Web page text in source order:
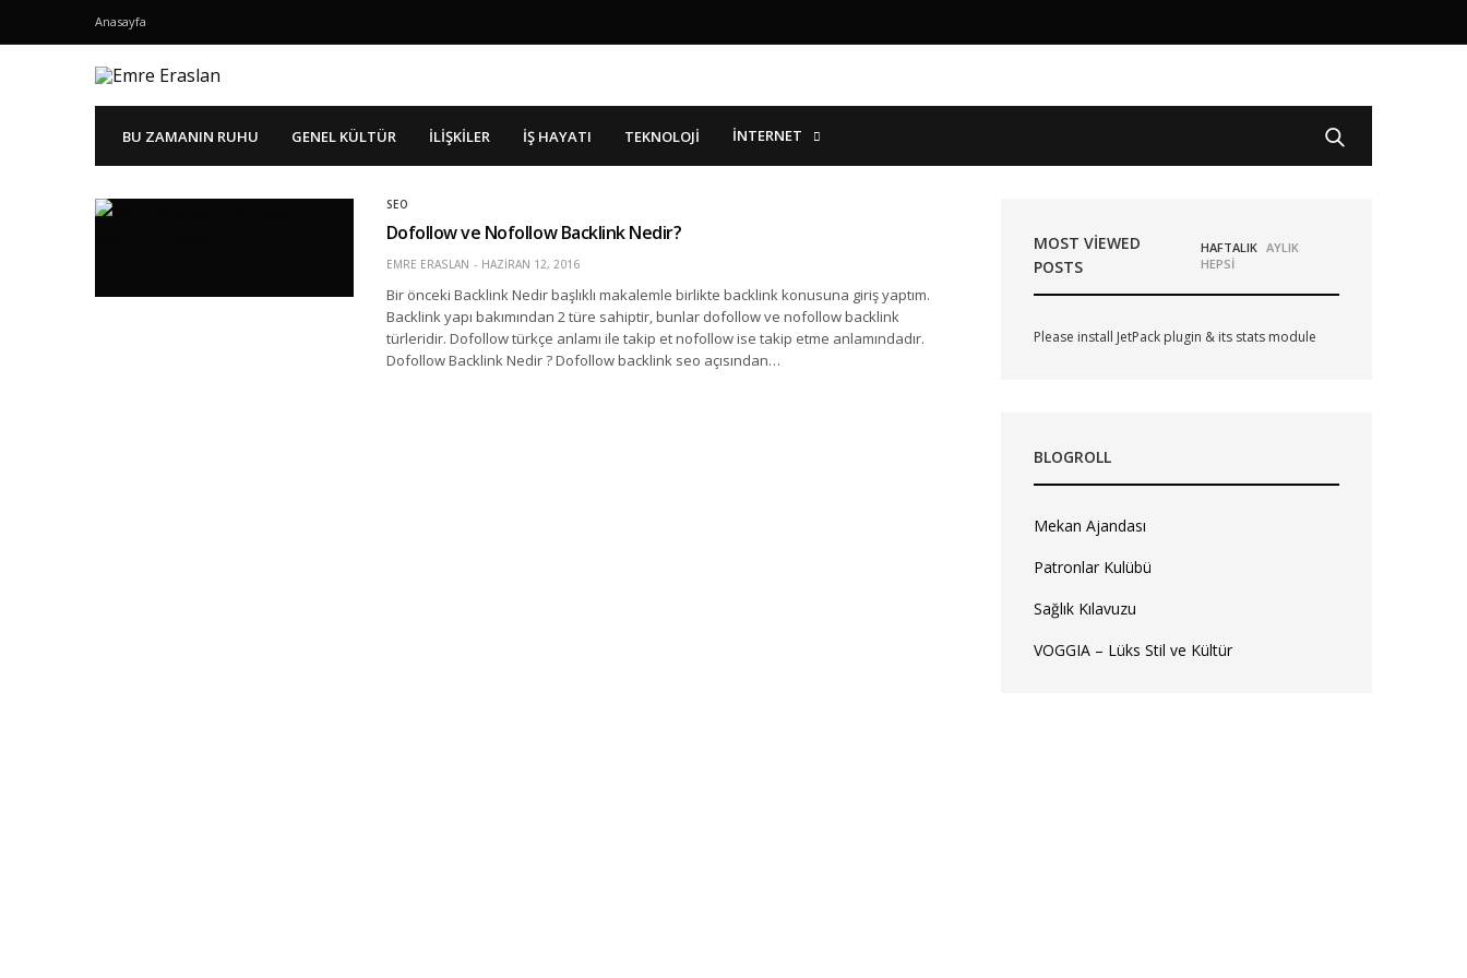
Anasayfa
BU ZAMANIN RUHU GENEL KÜLTÜR İLIŞKILER İŞ HAYATI TEKNOLOJI İNTERNET
SEO
Dofollow ve Nofollow Backlink Nedir?
EMRE ERASLAN HAZIRAN 12, 2016
Bir önceki Backlink Nedir başlıklı makalemle birlikte backlink konusuna giriş yaptım.
Backlink yapı bakımından 2 türe sahiptir, bunlar dofollow ve nofollow backlink
türleridir. Dofollow türkçe anlamı ile takip et nofollow ise takip etme anlamındadır.
Dofollow Backlink Nedir ? Dofollow backlink seo açısından…
MOST VIEWED
POSTS
HAFTALIK AYLIK
HEPSİ
Please install JetPack plugin & its stats module
BLOGROLL
Mekan Ajandası
Patronlar Kulübü
Sağlık Kılavuzu
VOGGIA – Lüks Stil ve Kültür